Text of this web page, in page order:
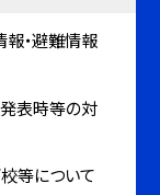
・避難情報
発表時等の対
等について